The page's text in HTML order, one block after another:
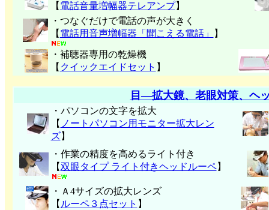
【 電話音量増幅器テレアンプ】
・つなぐだけで電話の声が大きく
【 電話用音声増幅器「聞こえる電話」 】
・補聴器専用の乾燥機
【 クイックエイドセット 】
目―拡大鏡、老眼対策、ヘ
・パソコンの文字を拡大
【 ノートパソコン用モニター拡大レン
ズ】
・作業の精度を高めるライト付き
【双眼タイプ ライト付きヘッドルーペ】
・Ａ4サイズの拡大レンズ
【 ルーペ３点セット 】